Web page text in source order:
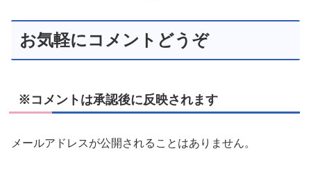
お気軽にコメントどうぞ
※コメントは承認後に反映されます
メールアドレスが公開されることはありません。